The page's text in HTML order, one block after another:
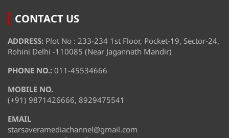
CONTACT US
ADDRESS: Plot No : 233-234 1st Floor, Pocket-19, Sector-24,
Rohini Delhi -110085 (Near Jagannath Mandir)
PHONE NO.: 011-45534666
MOBILE NO.
(+91) 9871426666, 8929475541
EMAIL
starsaveramediachannel@gmail.com